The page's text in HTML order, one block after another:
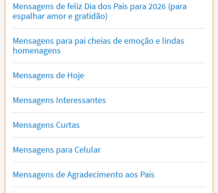
Mensagens de feliz Dia dos Pais para 2026 (para
espalhar amor e gratidão)
Mensagens para pai cheias de emoção e lindas
homenagens
Mensagens de Hoje
Mensagens Interessantes
Mensagens Curtas
Mensagens para Celular
Mensagens de Agradecimento aos Pais